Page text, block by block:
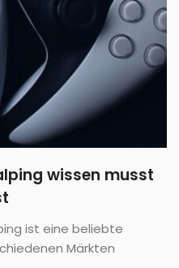
wissen musst
ist eine beliebte
Märkten